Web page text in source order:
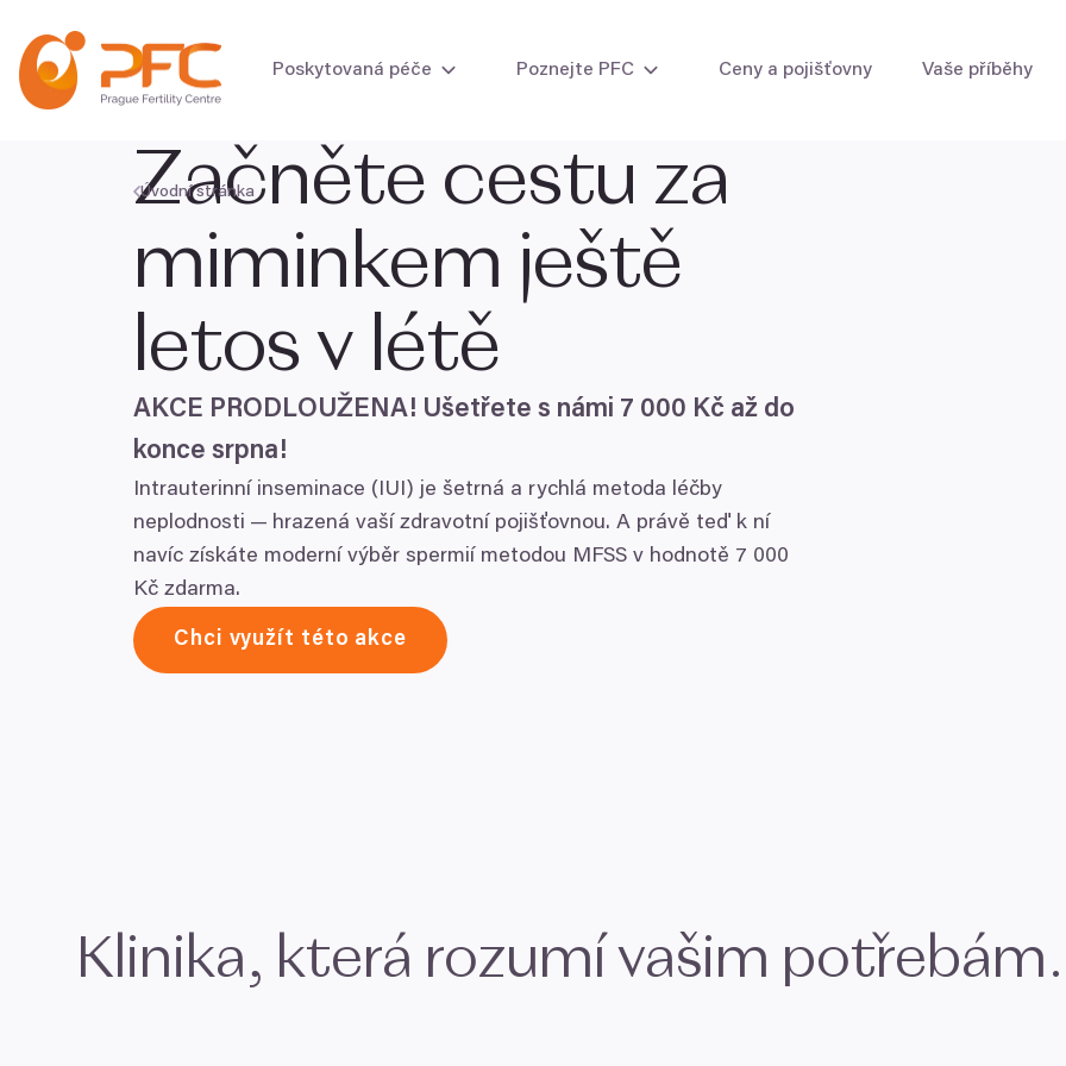
Poskytovaná péče
Vyšetření plodnosti žen
Vyšetření plodnosti muže
Intrauterinní inseminace
Umělé oplodnění (IVF)
IVF s vlastními vajíčky
Poznejte PFC Ceny a pojišťovny Vaše příběhy
Úvodní stránka
Začněte cestu za
miminkem ještě
letos v létě
AKCE PRODLOUŽENA! Ušetřete s námi 7 000 Kč až do
konce srpna!
Intrauterinní inseminace (IUI) je šetrná a rychlá metoda léčby
neplodnosti — hrazená vaší zdravotní pojišťovnou. A právě teď k ní
navíc získáte moderní výběr spermií metodou MFSS v hodnotě 7 000
Kč zdarma.
Chci využít této akce
Klinika, která rozumí vašim